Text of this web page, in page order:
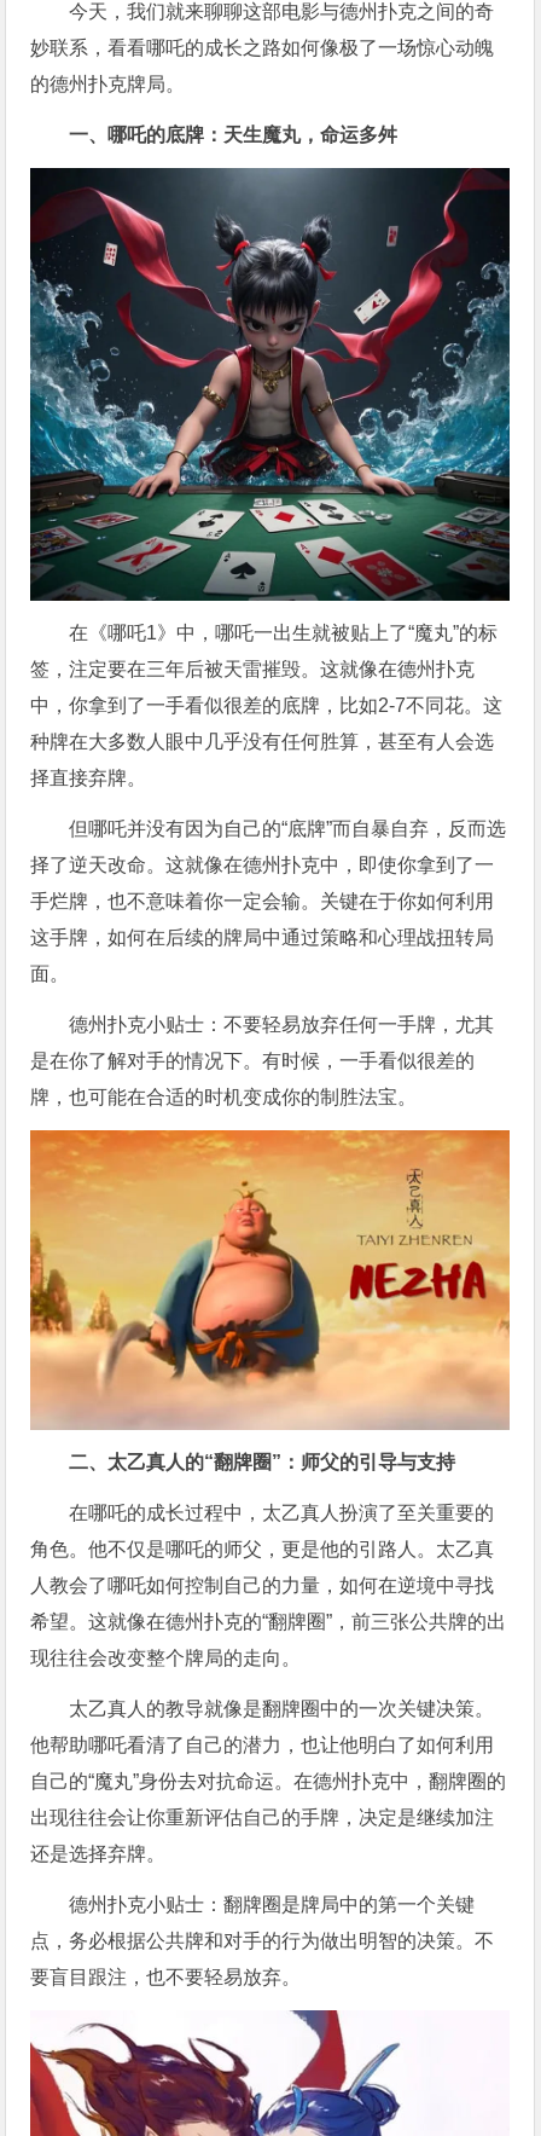
今天，我们就来聊聊这部电影与德州扑克之间的奇
妙联系，看看哪吒的成长之路如何像极了一场惊心动魄
的德州扑克牌局。
一、哪吒的底牌：天生魔丸，命运多舛
在《哪吒1》中，哪吒一出生就被贴上了“魔丸”的标
签，注定要在三年后被天雷摧毁。这就像在德州扑克
中，你拿到了一手看似很差的底牌，比如2-7不同花。这
种牌在大多数人眼中几乎没有任何胜算，甚至有人会选
择直接弃牌。
但哪吒并没有因为自己的“底牌”而自暴自弃，反而选
择了逆天改命。这就像在德州扑克中，即使你拿到了一
手烂牌，也不意味着你一定会输。关键在于你如何利用
这手牌，如何在后续的牌局中通过策略和心理战扭转局
面。
德州扑克小贴士：不要轻易放弃任何一手牌，尤其
是在你了解对手的情况下。有时候，一手看似很差的
牌，也可能在合适的时机变成你的制胜法宝。
二、太乙真人的“翻牌圈”：师父的引导与支持
在哪吒的成长过程中，太乙真人扮演了至关重要的
角色。他不仅是哪吒的师父，更是他的引路人。太乙真
人教会了哪吒如何控制自己的力量，如何在逆境中寻找
希望。这就像在德州扑克的“翻牌圈”，前三张公共牌的出
现往往会改变整个牌局的走向。
太乙真人的教导就像是翻牌圈中的一次关键决策。
他帮助哪吒看清了自己的潜力，也让他明白了如何利用
自己的“魔丸”身份去对抗命运。在德州扑克中，翻牌圈的
出现往往会让你重新评估自己的手牌，决定是继续加注
还是选择弃牌。
德州扑克小贴士：翻牌圈是牌局中的第一个关键
点，务必根据公共牌和对手的行为做出明智的决策。不
要盲目跟注，也不要轻易放弃。